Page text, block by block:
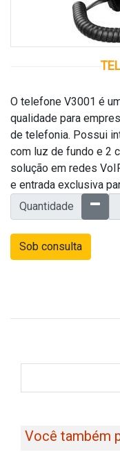
O telefone V3001 é
qualidade para
de telefonia. Possui
com luz de fundo e 2
solução em redes
e entrada exclusiva
Quantidade
Sob consulta
Você também